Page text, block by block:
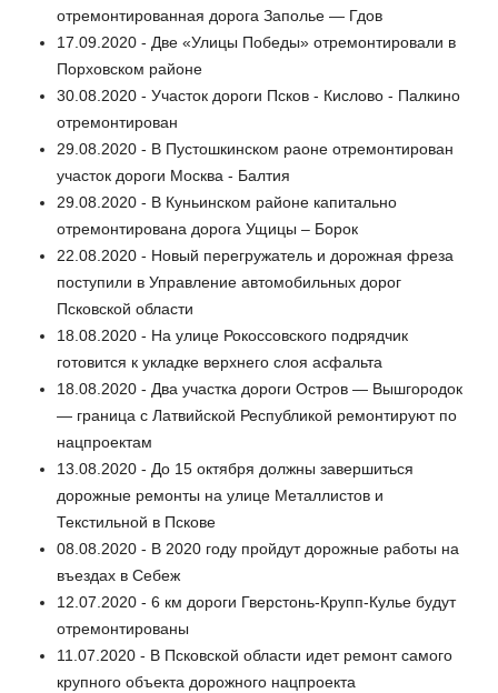
отремонтированная дорога Заполье — Гдов
17.09.2020 - Две «Улицы Победы» отремонтировали в
Порховском районе
30.08.2020 - Участок дороги Псков - Кислово - Палкино
отремонтирован
29.08.2020 - В Пустошкинском раоне отремонтирован
участок дороги Москва - Балтия
29.08.2020 - В Куньинском районе капитально
отремонтирована дорога Ущицы – Борок
22.08.2020 - Новый перегружатель и дорожная фреза
поступили в Управление автомобильных дорог
Псковской области
18.08.2020 - На улице Рокоссовского подрядчик
готовится к укладке верхнего слоя асфальта
18.08.2020 - Два участка дороги Остров — Вышгородок
— граница с Латвийской Республикой ремонтируют по
нацпроектам
13.08.2020 - До 15 октября должны завершиться
дорожные ремонты на улице Металлистов и
Текстильной в Пскове
08.08.2020 - В 2020 году пройдут дорожные работы на
въездах в Себеж
12.07.2020 - 6 км дороги Гверстонь-Крупп-Кулье будут
отремонтированы
11.07.2020 - В Псковской области идет ремонт самого
крупного объекта дорожного нацпроекта